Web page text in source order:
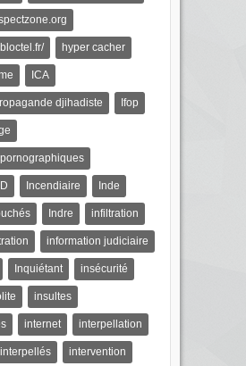
hyper cacher
ICA
djihadiste Ifop
Incendiaire Inde
Indre infiltration
information judiciaire
Inquiétant insécurité
insultes
internet interpellation
interpellés intervention